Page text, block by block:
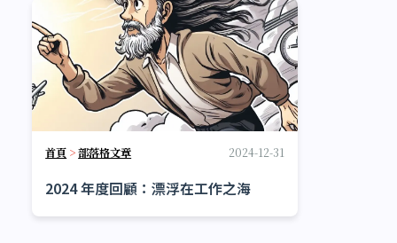
首頁 >部落格文章 2024-12-31
2024 年度回顧：漂浮在工作之海